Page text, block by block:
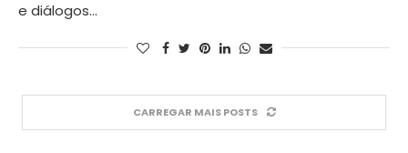
e diálogos…
CARREGAR MAIS POSTS